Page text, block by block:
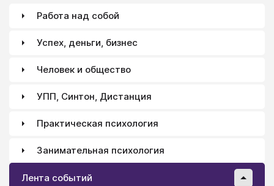
Работа над собой
Успех, деньги, бизнес
Человек и общество
УПП, Синтон, Дистанция
Практическая психология
Занимательная психология
Лента событий